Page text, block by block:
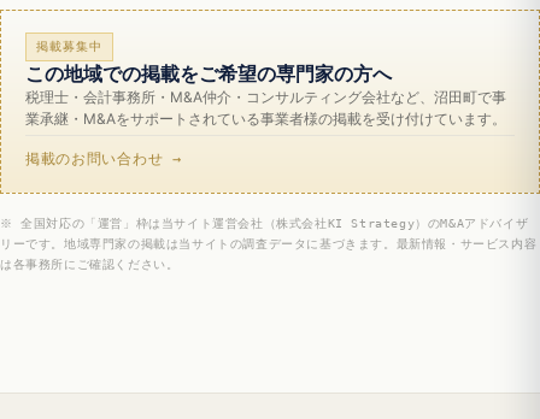
掲載募集中
この地域での掲載をご希望の専門家の方へ
税理士・会計事務所・M&A仲介・コンサルティング会社など、沼田町で事
業承継・M&Aをサポートされている事業者様の掲載を受け付けています。
掲載のお問い合わせ →
※ 全国対応の「運営」枠は当サイト運営会社（株式会社KI Strategy）のM&Aアドバイザ
リーです。地域専門家の掲載は当サイトの調査データに基づきます。最新情報・サービス内容
は各事務所にご確認ください。